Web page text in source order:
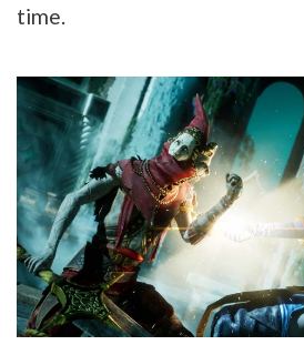
time.